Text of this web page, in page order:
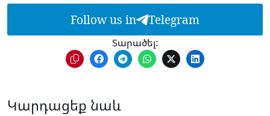
Follow us in Telegram
Տարածել:
Կարդացեք նաև